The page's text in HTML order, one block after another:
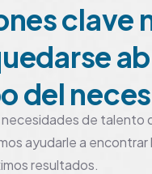
clave
del
de talento
ayudarle a
resultados.